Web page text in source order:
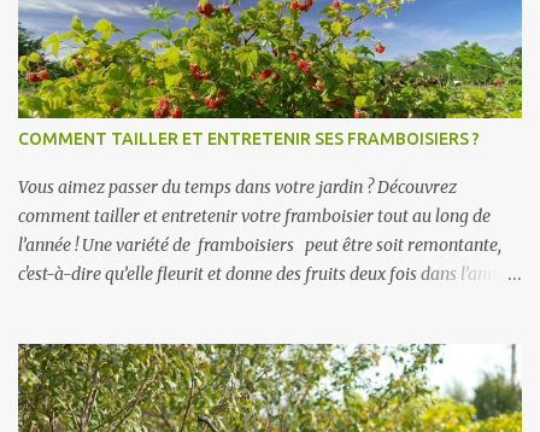
COMMENT TAILLER ET ENTRETENIR SES FRAMBOISIERS ?
Vous aimez passer du temps dans votre jardin ? Découvrez
comment tailler et entretenir votre framboisier tout au long de
l’année ! Une variété de framboisiers peut être soit remontante,
c'est-à-dire qu’elle fleurit et donne des fruits deux fois dans l’année,
remontants : mi-juin à courant juillet en fonction des variétés
remontants : mi-juin à juillet puis de mi-août aux gelées selon la
variété du framboisier. L’entretien du framboisier du printemps